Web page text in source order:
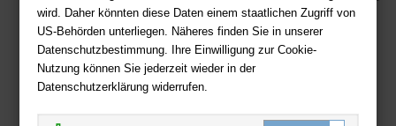
wird. Daher könnten diese Daten einem staatlichen Zugriff von
US-Behörden unterliegen. Näheres finden Sie in unserer
Datenschutzbestimmung. Ihre Einwilligung zur Cookie-
Nutzung können Sie jederzeit wieder in der
Datenschutzerklärung widerrufen.
Zahlweisen